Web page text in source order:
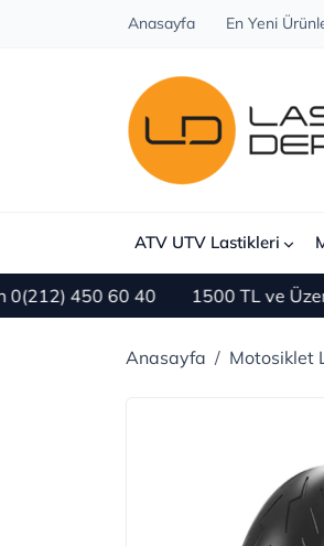
Anasayfa En Yeni
ATV UTV Lastikleri
450 60 40 1500 TL ve Üzeri
Anasayfa Motosiklet